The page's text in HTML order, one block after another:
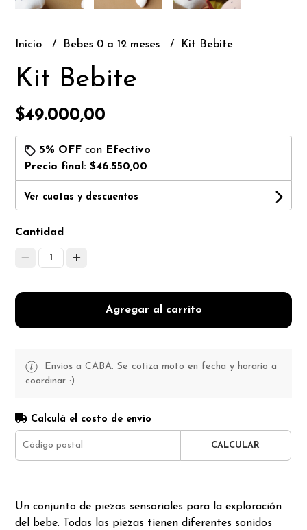
Inicio Bebes 0 a 12 meses Kit Bebite
Kit Bebite
$49.000,00
5% OFF con Efectivo
Precio final:$46.550,00
Ver cuotas y descuentos
Cantidad
1
Agregar al carrito
Envios a CABA. Se cotiza moto en fecha y horario a
coordinar :)
Calculá el costo de envío
CALCULAR
Un conjunto de piezas sensoriales para la exploración
del bebe. Todas las piezas tienen diferentes sonidos